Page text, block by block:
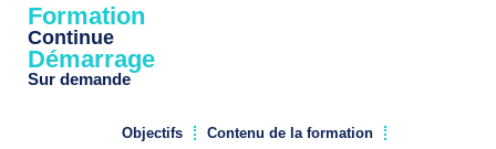
Formation
Continue
Démarrage
Sur demande
Objectifs
Contenu de la formation